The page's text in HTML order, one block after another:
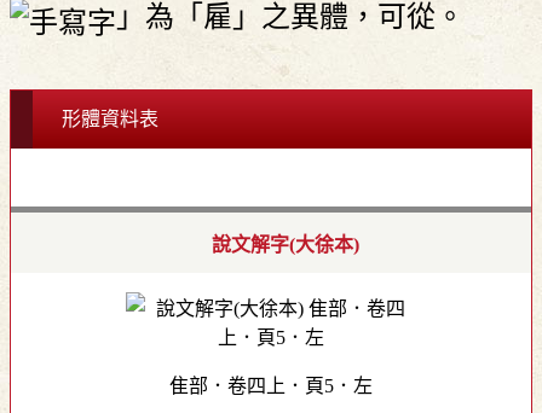
」為「雇」之異體，可從。
形體資料表
說文解字(大徐本)
隹部．卷四上．頁5．左